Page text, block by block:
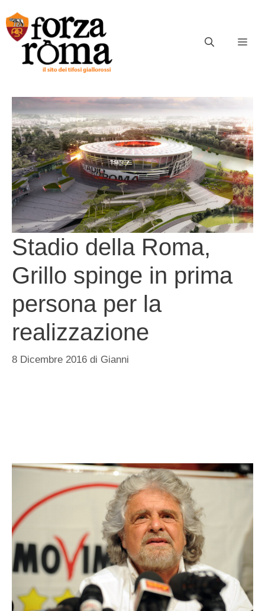
al
contenuto
Stadio della Roma,
Grillo spinge in prima
persona per la
realizzazione
8 Dicembre 2016 di Gianni